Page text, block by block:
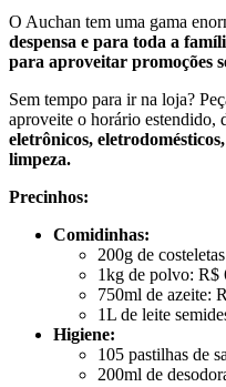
O Auchan tem uma gama
despensa e para toda a
para aproveitar promoções
Sem tempo para ir na loja?
aproveite o horário estendido,
eletrônicos,
limpeza.
Precinhos:
Comidinhas:
200g de
1kg de polvo: R$
750ml de azeite:
1L de leite
Higiene:
105 pastilhas de
200ml de